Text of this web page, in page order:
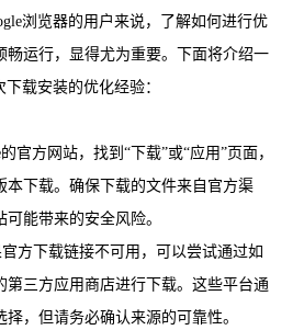
浏览器的用户来说，了解如何进行优
畅运行，显得尤为重要。下面将介绍一
载安装的优化经验：
官方网站，找到“下载”或“应用”页面，
本下载。确保下载的文件来自官方渠
能带来的安全风险。
方下载链接不可用，可以尝试通过如
第三方应用商店进行下载。这些平台通
，但请务必确认来源的可靠性。